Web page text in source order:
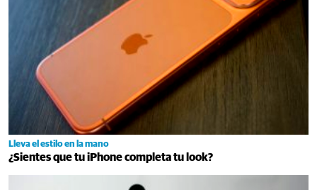
Lleva el estilo en la mano
¿Sientes que tu iPhone completa tu look?